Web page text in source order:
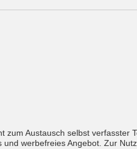
Austausch selbst verfasster
werbefreies Angebot. Zur